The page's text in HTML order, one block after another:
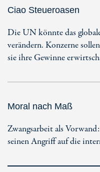
Ciao Steueroasen
Die UN könnte das
verändern. Konzerne
sie ihre Gewinne
Moral nach Maß
Zwangsarbeit als
seinen Angriff auf die